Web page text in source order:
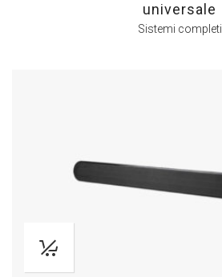
universale
Sistemi completi